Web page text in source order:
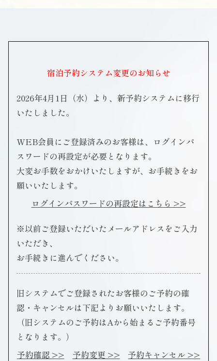
宿泊予約システム変更のお知らせ
2026年4月1日（水）より、新予約システムに移行
いたしました。
WEB会員にご登録済みのお客様は、ログインパ
スワードの再設定が必要となります。
大変お手数をおかけいたしますが、お手続きをお
願いいたします。
ログインパスワードの再設定はこちら >>
※以前ご登録いただいたメールアドレスをご入力
いただき、
お手続きに進んでください。
旧システムでご登録されたお客様のご予約の確
認・キャンセルは下記よりお願いいたします。
（旧システムのご予約はAから始まるご予約番号
となります。）
予約確認 >>
予約変更 >>
予約キャンセル >>